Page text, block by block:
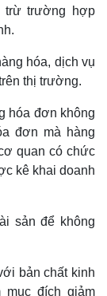
trừ trường hợp
hóa, dịch vụ
thị trường.
hóa đơn không
đơn mà hàng
quan có chức
kê khai doanh
sản để không
bản chất kinh
mục đích giảm